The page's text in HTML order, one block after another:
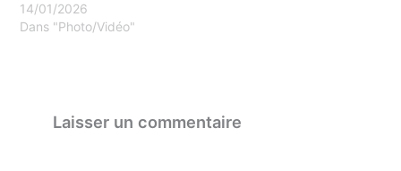
14/01/2026
Dans "Photo/Vidéo"
Laisser un commentaire